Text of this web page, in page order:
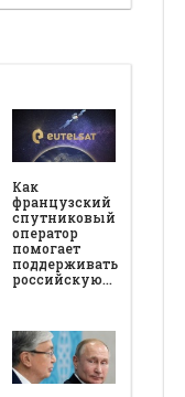
Как
французский
спутниковый
оператор
помогает
поддерживать
российскую…